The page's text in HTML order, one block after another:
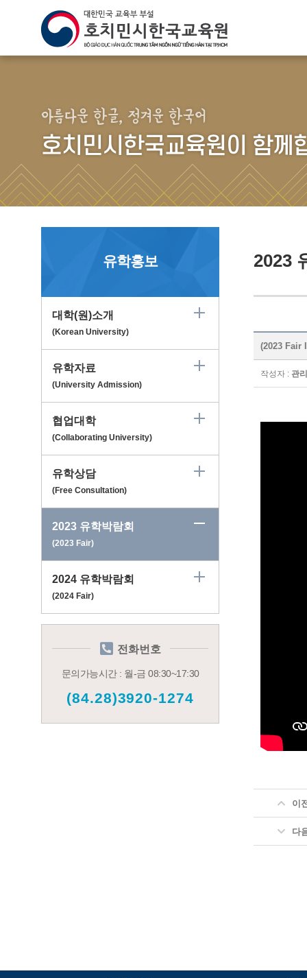
아름다운 한글, 정겨운 한국어
호치민시한국교육원이 함께
유학홍보
대학(원)소개
(Korean University)
유학자료
(University Admission)
협업대학
(Collaborating University)
유학상담
(Free Consultation)
2023 유학박람회
(2023 Fair)
2024 유학박람회
(2024 Fair)
전화번호
문의가능시간 : 월-금 08:30~17:30
(84.28)3920-1274
2023
(2023 Fair
작성자 : 관
이
다